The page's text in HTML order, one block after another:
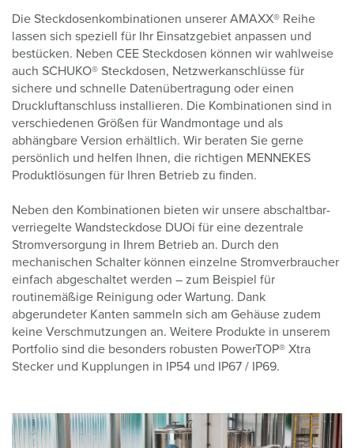
Die Steckdosenkombinationen unserer AMAXX® Reihe
lassen sich speziell für Ihr Einsatzgebiet anpassen und
bestücken. Neben CEE Steckdosen können wir wahlweise
auch SCHUKO® Steckdosen, Netzwerkanschlüsse für
sichere und schnelle Datenübertragung oder einen
Druckluftanschluss installieren. Die Kombinationen sind in
verschiedenen Größen für Wandmontage und als
abhängbare Version erhältlich. Wir beraten Sie gerne
persönlich und helfen Ihnen, die richtigen MENNEKES
Produktlösungen für Ihren Betrieb zu finden.
Neben den Kombinationen bieten wir unsere abschaltbar-
verriegelte Wandsteckdose DUOi für eine dezentrale
Stromversorgung in Ihrem Betrieb an. Durch den
mechanischen Schalter können einzelne Stromverbraucher
einfach abgeschaltet werden – zum Beispiel für
routinemäßige Reinigung oder Wartung. Dank
abgerundeter Kanten sammeln sich am Gehäuse zudem
keine Verschmutzungen an. Weitere Produkte in unserem
Portfolio sind die besonders robusten PowerTOP® Xtra
Stecker und Kupplungen in IP54 und IP67 / IP69.